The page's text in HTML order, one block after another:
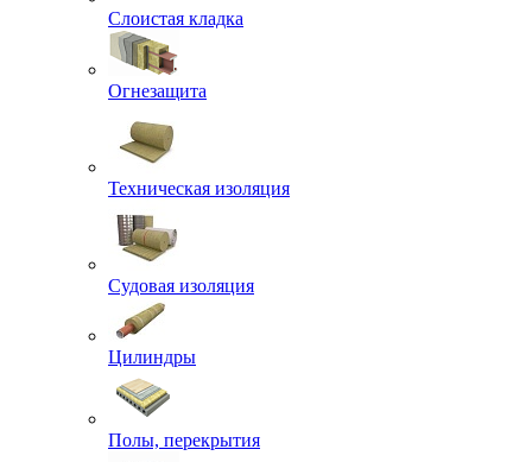
Слоистая кладка
Огнезащита
Техническая изоляция
Судовая изоляция
Цилиндры
Полы, перекрытия